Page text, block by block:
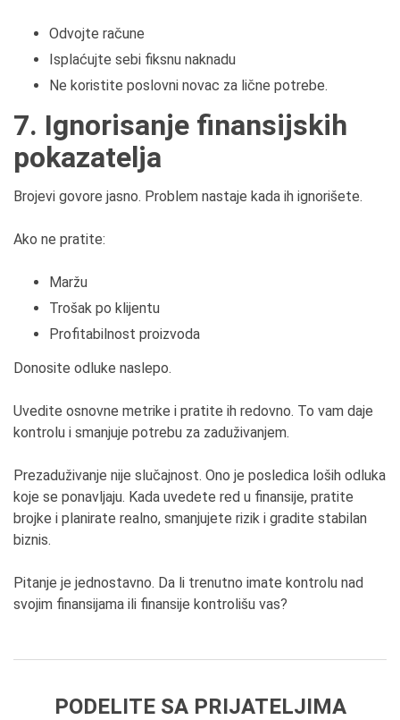
Odvojte račune
Isplaćujte sebi fiksnu naknadu
Ne koristite poslovni novac za lične potrebe.
7. Ignorisanje finansijskih
pokazatelja
Brojevi govore jasno. Problem nastaje kada ih ignorišete.
Ako ne pratite:
Maržu
Trošak po klijentu
Profitabilnost proizvoda
Donosite odluke naslepo.
Uvedite osnovne metrike i pratite ih redovno. To vam daje
kontrolu i smanjuje potrebu za zaduživanjem.
Prezaduživanje nije slučajnost. Ono je posledica loših odluka
koje se ponavljaju. Kada uvedete red u finansije, pratite
brojke i planirate realno, smanjujete rizik i gradite stabilan
biznis.
Pitanje je jednostavno. Da li trenutno imate kontrolu nad
svojim finansijama ili finansije kontrolišu vas?
PODELITE SA PRIJATELJIMA